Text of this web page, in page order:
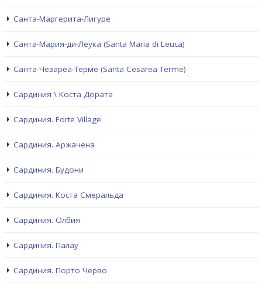
Санта-Маргерита-Лигуре
Санта-Мария-ди-Леука (Santa Maria di Leuca)
Санта-Чезареа-Терме (Santa Cesarea Terme)
Сардиния \ Коста Дората
Сардиния. Forte Village
Сардиния. Аржачена
Сардиния. Будони
Сардиния. Коста Смеральда
Сардиния. Олбия
Сардиния. Палау
Сардиния. Порто Черво